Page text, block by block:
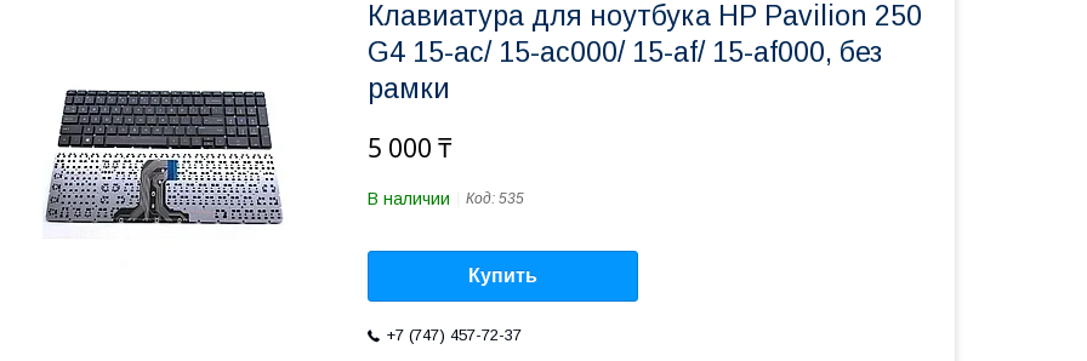
Клавиатура для ноутбука HP Pavilion 250
G4 15-ac/ 15-ac000/ 15-af/ 15-af000, без
рамки
5 000 ₸
В наличии Код: 535
Купить
+7 (747) 457-72-37